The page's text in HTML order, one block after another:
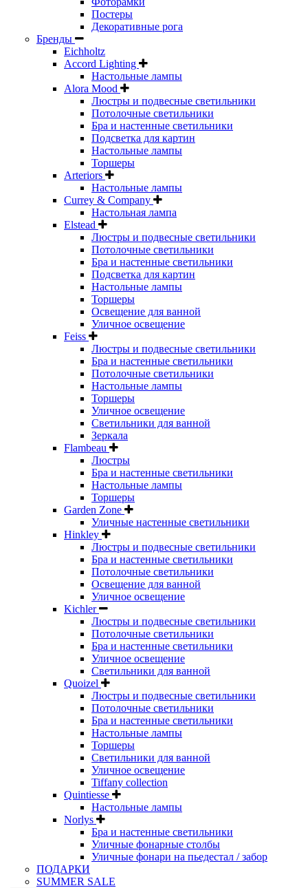
Постеры
Декоративные рога
Бренды
Eichholtz
Accord Lighting
Настольные лампы
Alora Mood
Люстры и подвесные светильники
Потолочные светильники
Бра и настенные светильники
Подсветка для картин
Настольные лампы
Торшеры
Arteriors
Настольные лампы
Currey & Company
Настольная лампа
Elstead
Люстры и подвесные светильники
Потолочные светильники
Бра и настенные светильники
Подсветка для картин
Настольные лампы
Торшеры
Освещение для ванной
Уличное освещение
Feiss
Люстры и подвесные светильники
Бра и настенные светильники
Потолочные светильники
Настольные лампы
Торшеры
Уличное освещение
Светильники для ванной
Зеркала
Flambeau
Люстры
Бра и настенные светильники
Настольные лампы
Торшеры
Garden Zone
Уличные настенные светильники
Hinkley
Люстры и подвесные светильники
Бра и настенные светильники
Потолочные светильники
Освещение для ванной
Уличное освещение
Kichler
Люстры и подвесные светильники
Потолочные светильники
Бра и настенные светильники
Уличное освещение
Светильники для ванной
Quoizel
Люстры и подвесные светильники
Потолочные светильники
Бра и настенные светильники
Настольные лампы
Торшеры
Светильники для ванной
Уличное освещение
Tiffany collection
Quintiesse
Настольные лампы
Norlys
Бра и настенные светильники
Уличные фонарные столбы
Уличные фонари на пьедестал / забор
ПОДАРКИ
SUMMER SALE